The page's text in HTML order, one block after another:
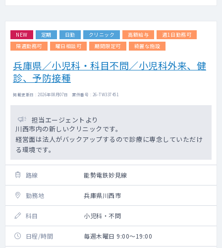
NEW 定期 日勤 クリニック 高額給与
週1日勤務可
隔週勤務可
曜日相談可 期間限定可 綺麗な施設
兵庫県／小児科・科目不問／小児科外来、健
診、予防接種
掲載更新日 : 2026年08月07日 案件番号 : 26-TW337451
担当エージェントより
川西市内の新しいクリニックです。
経営面は法人がバックアップするので診療に専念していただけ
る環境です。
路線 能勢電鉄妙見線
勤務地 兵庫県川西市
科目 小児科・不問
日程/時間 毎週木曜日 9:00～19:00